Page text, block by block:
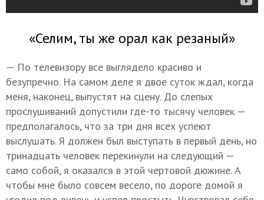
«Селим, ты же орал как резаный»
— По телевизору все выглядело красиво и
безупречно. На самом деле я двое суток ждал, когда
меня, наконец, выпустят на сцену. До слепых
прослушиваний допустили где-то тысячу человек —
предполагалось, что за три дня всех успеют
выслушать. Я должен был выступать в первый день, но
тринадцать человек перекинули на следующий —
само собой, я оказался в этой чертовой дюжине. А
чтобы мне было совсем весело, по дороге домой я